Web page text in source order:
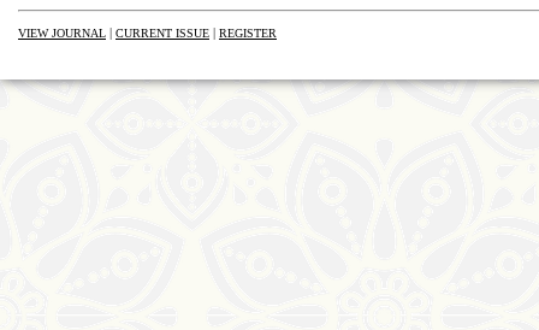
VIEW JOURNAL | CURRENT ISSUE | REGISTER